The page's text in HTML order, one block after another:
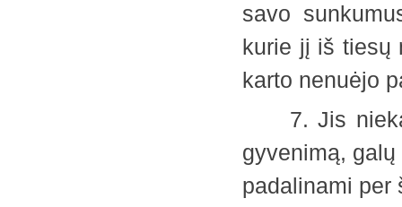
savo
kurie jį iš tiesų
karto nenuėjo
7. Jis
gyvenimą,
padalinami